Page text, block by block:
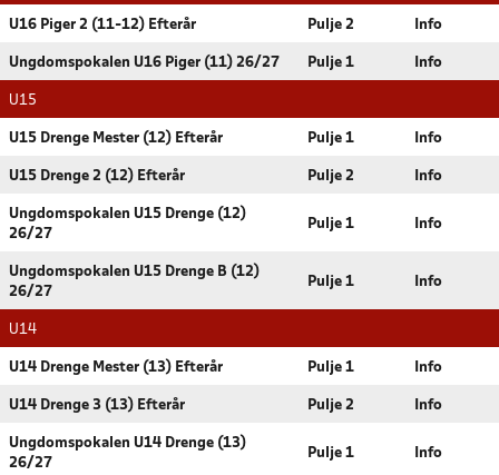
U16 Piger 2 (11-12) Efterår Pulje 2 Info
Ungdomspokalen U16 Piger (11) 26/27 Pulje 1 Info
U15
U15 Drenge Mester (12) Efterår Pulje 1 Info
U15 Drenge 2 (12) Efterår Pulje 2 Info
Ungdomspokalen U15 Drenge (12)
26/27
Pulje 1 Info
Ungdomspokalen U15 Drenge B (12)
26/27
Pulje 1 Info
U14
U14 Drenge Mester (13) Efterår Pulje 1 Info
U14 Drenge 3 (13) Efterår Pulje 2 Info
Ungdomspokalen U14 Drenge (13)
26/27
Pulje 1 Info